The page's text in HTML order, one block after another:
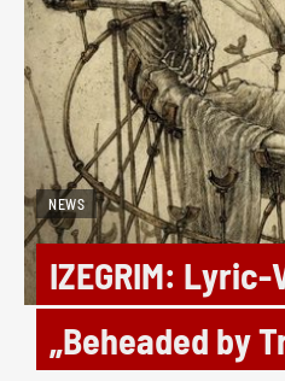
NEWS
IZEGRIM: Lyric-
„Beheaded by